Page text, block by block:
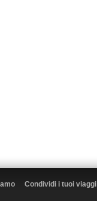
Condividi i tuoi viaggi